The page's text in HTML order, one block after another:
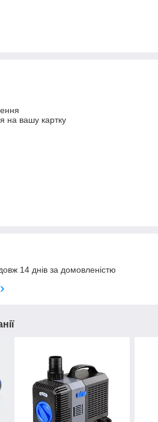
на вашу картку
14 днів за домовленістю